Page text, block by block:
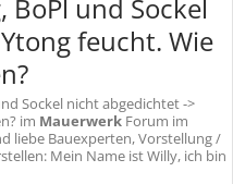
BoPl und Sockel
feucht. Wie
Sockel nicht abgedichtet ->
im Mauerwerk Forum im
liebe Bauexperten, Vorstellung /
Mein Name ist Willy, ich bin